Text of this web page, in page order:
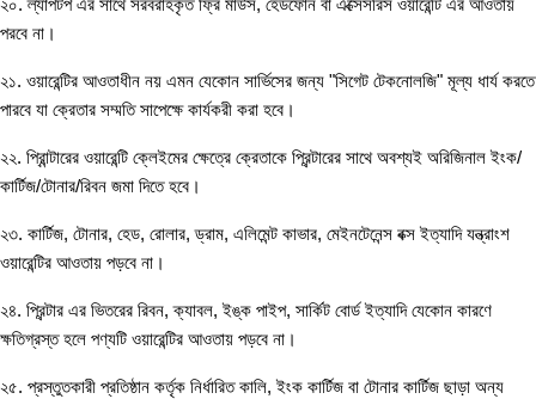
২০. ল্যাপটপ এর সাথে সরবরাহকৃত ফ্রি মাউস, হেডফোন বা এক্সেসরিস ওয়ারেন্টি এর আওতায়
পরবে না।
২১. ওয়ারেন্টির আওতাধীন নয় এমন যেকোন সার্ভিসের জন্য "সিগেট টেকনোলজি" মূল্য ধার্য করতে
পারবে যা ক্রেতার সম্মতি সাপেক্ষে কার্যকরী করা হবে।
২২. প্রিান্টারের ওয়ারেন্টি ক্লেইমের ক্ষেত্রে ক্রেতাকে প্রিন্টারের সাথে অবশ্যই অরিজিনাল ইংক/
কার্টিজ/টোনার/রিবন জমা দিতে হবে।
২৩. কার্টিজ, টোনার, হেড, রোলার, ড্রাম, এলিমেন্ট কাভার, মেইনটেনেন্স বক্স ইত্যাদি যন্ত্রাংশ
ওয়ারেন্টির আওতায় পড়বে না।
২৪. প্রিন্টার এর ভিতরের রিবন, ক্যাবল, ইঙ্ক পাইপ, সার্কিট বোর্ড ইত্যাদি যেকোন কারণে
ক্ষতিগ্রস্ত হলে পণ্যটি ওয়ারেন্টির আওতায় পড়বে না।
২৫. প্রস্তুতকারী প্রতিষ্ঠান কর্তৃক নির্ধারিত কালি, ইংক কার্টিজ বা টোনার কার্টিজ ছাড়া অন্য